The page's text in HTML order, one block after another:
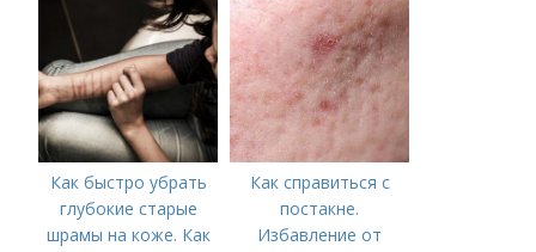
Как быстро убрать
глубокие старые
шрамы на коже. Как
Как справиться с
постакне.
Избавление от